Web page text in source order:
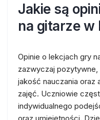
Jakie są
na gitarze w
Opinie o lekcjach gry
zazwyczaj
jakość nauczania oraz
zajęć. Uczniowie
indywidualnego
oraz umiejętności.